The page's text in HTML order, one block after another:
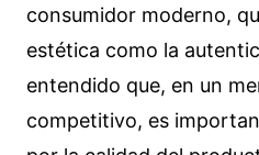
consumidor moderno,
estética como la
entendido que, en un
competitivo, es